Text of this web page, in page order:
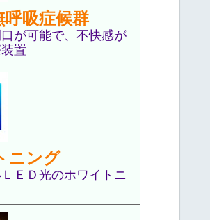
呼吸症候群
が可能で、不快感が
置
ニング
ＥＤ光のホワイトニ